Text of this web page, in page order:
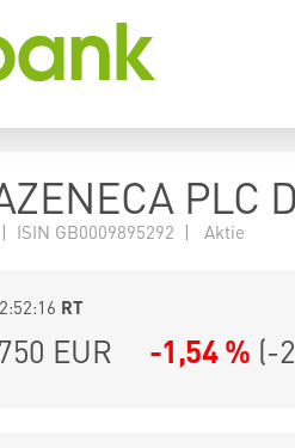
PLC
ISIN GB0009895292 | Aktie
RT
EUR -1,54 % (-